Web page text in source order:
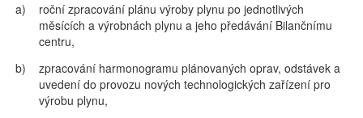
a)
roční zpracování plánu výroby plynu po jednotlivých
měsících a výrobnách plynu a jeho předávání Bilančnímu
centru,
b)
zpracování harmonogramu plánovaných oprav, odstávek a
uvedení do provozu nových technologických zařízení pro
výrobu plynu,